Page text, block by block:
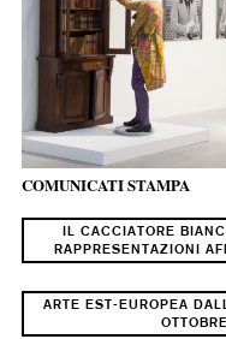
COMUNICATI STAMPA
IL CACCIATORE
RAPPRESENTAZIONI
ARTE EST-EUROPEA